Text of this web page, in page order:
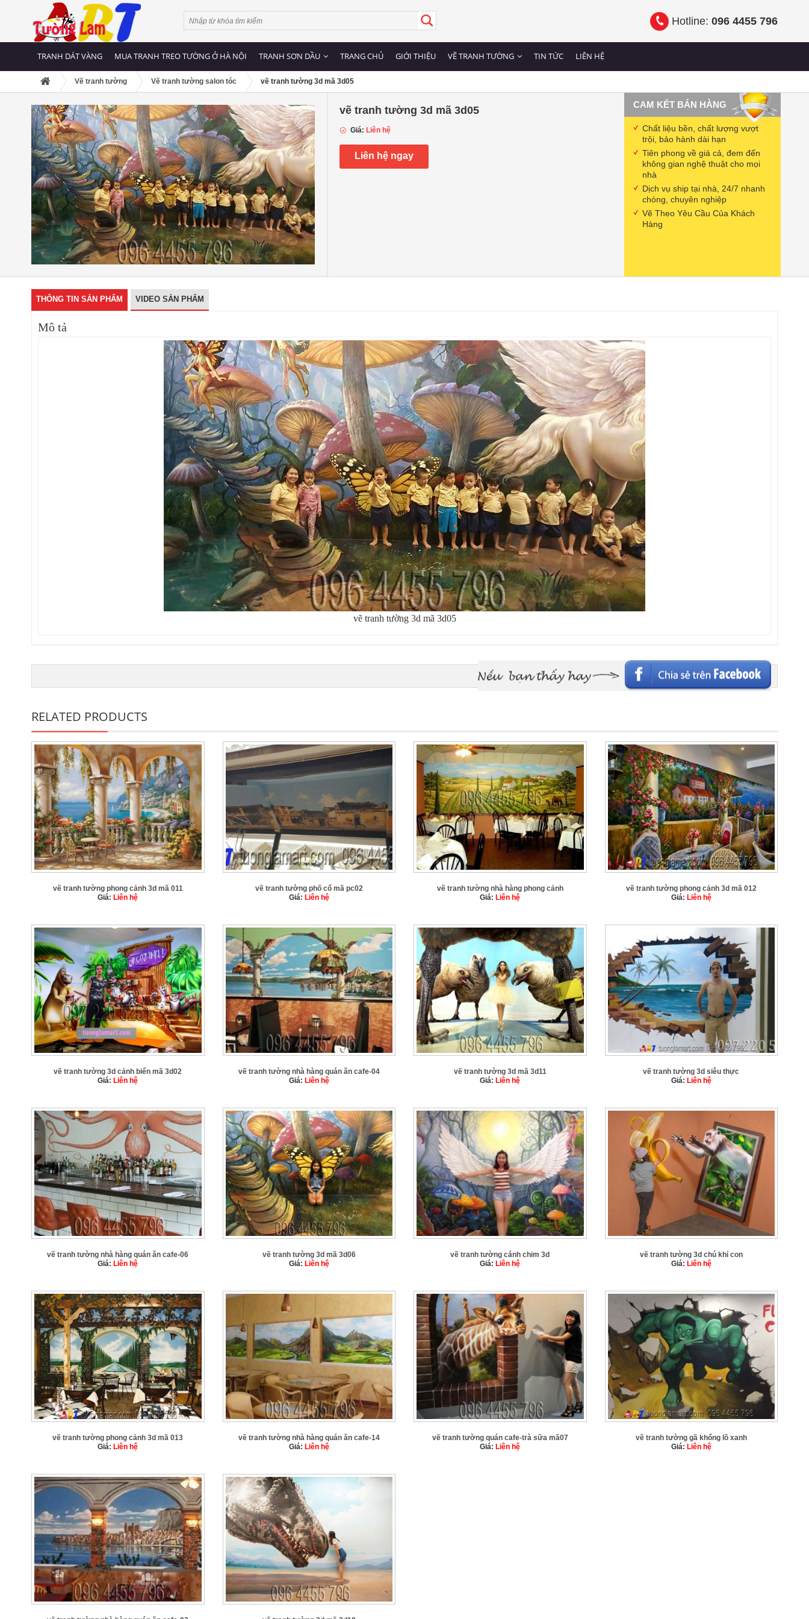
Hotline: 096 4455 796
TRANH DÁT VÀNG MUA TRANH TREO TƯỜNG Ở HÀ NỘI TRANH SƠN DẦU TRANG CHỦ GIỚI THIỆU VẼ TRANH TƯỜNG TIN TỨC LIÊN HỆ
Vẽ tranh tường Vẽ tranh tường salon tóc vẽ tranh tường 3d mã 3d05
vẽ tranh tường 3d mã 3d05
Giá: Liên hệ
Liên hệ ngay
CAM KẾT BÁN HÀNG
Chất liệu bền, chất lượng vượt
trội, bảo hành dài hạn
Tiên phong về giá cả, đem đến
không gian nghệ thuật cho mọi
nhà
Dịch vụ ship tại nhà, 24/7 nhanh
chóng, chuyên nghiệp
Vẽ Theo Yêu Cầu Của Khách
Hàng
THÔNG TIN SẢN PHẨM VIDEO SẢN PHẨM
Mô tả
vẽ tranh tường 3d mã 3d05
RELATED PRODUCTS
vẽ tranh tường phong cảnh 3d mã 011
Giá:Liên hệ
vẽ tranh tường phố cổ mã pc02
Giá: Liên hệ
vẽ tranh tường nhà hàng phong cảnh
Giá:Liên hệ
vẽ tranh tường phong cảnh 3d mã 012
Giá: Liên hệ
vẽ tranh tường 3d cảnh biển mã 3d02
Giá:Liên hệ
vẽ tranh tường nhà hàng quán ăn cafe-04
Giá: Liên hệ
vẽ tranh tường 3d mã 3d11
Giá:Liên hệ
vẽ tranh tường 3d siêu thực
Giá: Liên hệ
vẽ tranh tường nhà hàng quán ăn cafe-06
Giá:Liên hệ
vẽ tranh tường 3d mã 3d06
Giá: Liên hệ
vẽ tranh tường cánh chim 3d
Giá:Liên hệ
vẽ tranh tường 3d chú khỉ con
Giá: Liên hệ
vẽ tranh tường phong cảnh 3d mã 013
Giá:Liên hệ
vẽ tranh tường nhà hàng quán ăn cafe-14
Giá: Liên hệ
vẽ tranh tường quán cafe-trà sữa mã07
Giá:Liên hệ
vẽ tranh tường gã khổng lồ xanh
Giá: Liên hệ